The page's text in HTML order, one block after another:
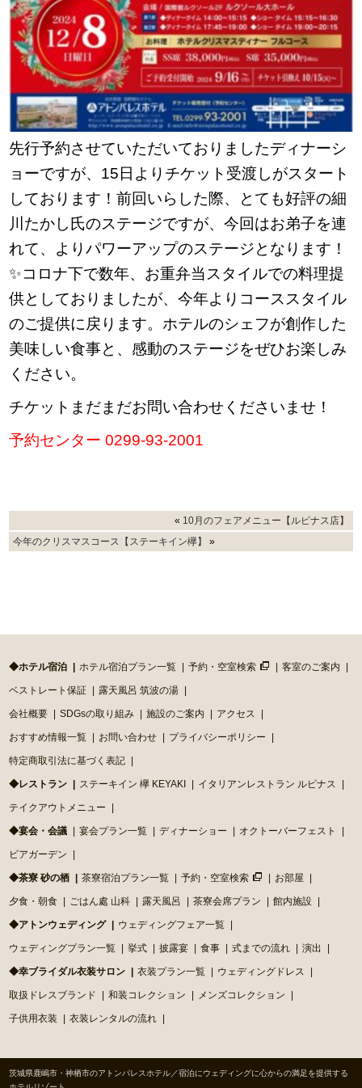
先行予約させていただいておりましたディナーシ
ョーですが、15日よりチケット受渡しがスタート
しております！前回いらした際、とても好評の細
川たかし氏のステージですが、今回はお弟子を連
れて、よりパワーアップのステージとなります！
✨コロナ下で数年、お重弁当スタイルでの料理提
供としておりましたが、今年よりコーススタイル
のご提供に戻ります。ホテルのシェフが創作した
美味しい食事と、感動のステージをぜひお楽しみ
ください。
チケットまだまだお問い合わせくださいませ！
予約センター 0299-93-2001
« 10月のフェアメニュー【ルピナス店】
今年のクリスマスコース【ステーキイン欅】
»
◆ホテル宿泊 ホテル宿泊プラン一覧 予約・空室検索 客室のご案内
ベストレート保証 露天風呂 筑波の湯
会社概要 SDGsの取り組み 施設のご案内 アクセス
おすすめ情報一覧 お問い合わせ プライバシーポリシー
特定商取引法に基づく表記
◆レストラン ステーキイン 欅 KEYAKI イタリアンレストラン ルピナス
テイクアウトメニュー
◆宴会・会議 宴会プラン一覧 ディナーショー オクトーバーフェスト
ビアガーデン
◆茶寮 砂の栖 茶寮宿泊プラン一覧 予約・空室検索 お部屋
夕食・朝食 ごはん處 山科 露天風呂 茶寮会席プラン 館内施設
◆アトンウェディング ウェディングフェア一覧
ウェディングプラン一覧 挙式 披露宴 食事 式までの流れ 演出
◆幸ブライダル衣装サロン 衣装プラン一覧 ウェディングドレス
取扱ドレスブランド 和装コレクション メンズコレクション
子供用衣装 衣装レンタルの流れ
茨城県鹿嶋市・神栖市のアトンパレスホテル／宿泊にウェディングに心からの満足を提供する